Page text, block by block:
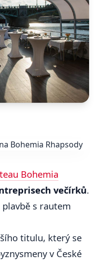
Bohemia
večírků.
s rautem
titulu, který se
v České